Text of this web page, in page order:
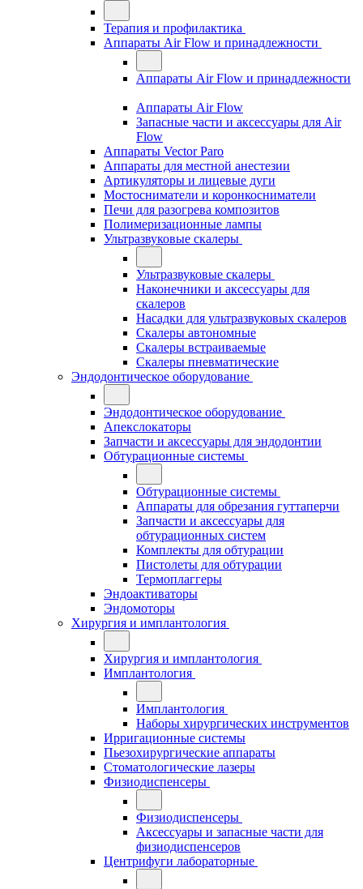
Терапия и профилактика
Аппараты Air Flow и принадлежности
Аппараты Air Flow и принадлежности
Аппараты Air Flow
Запасные части и аксессуары для Air
Flow
Аппараты Vector Paro
Аппараты для местной анестезии
Артикуляторы и лицевые дуги
Мостосниматели и коронкосниматели
Печи для разогрева композитов
Полимеризационные лампы
Ультразвуковые скалеры
Ультразвуковые скалеры
Наконечники и аксессуары для
скалеров
Насадки для ультразвуковых скалеров
Скалеры автономные
Скалеры встраиваемые
Скалеры пневматические
Эндодонтическое оборудование
Эндодонтическое оборудование
Апекслокаторы
Запчасти и аксессуары для эндодонтии
Обтурационные системы
Обтурационные системы
Аппараты для обрезания гуттаперчи
Запчасти и аксессуары для
обтурационных систем
Комплекты для обтурации
Пистолеты для обтурации
Термоплаггеры
Эндоактиваторы
Эндомоторы
Хирургия и имплантология
Хирургия и имплантология
Имплантология
Имплантология
Наборы хирургических инструментов
Ирригационные системы
Пьезохирургические аппараты
Стоматологические лазеры
Физиодиспенсеры
Физиодиспенсеры
Аксессуары и запасные части для
физиодиспенсеров
Центрифуги лабораторные